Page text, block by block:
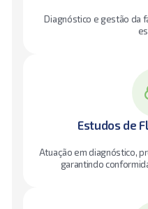
Diagnóstico e gestão da
Estudos de
Atuação em diagnóstico,
garantindo